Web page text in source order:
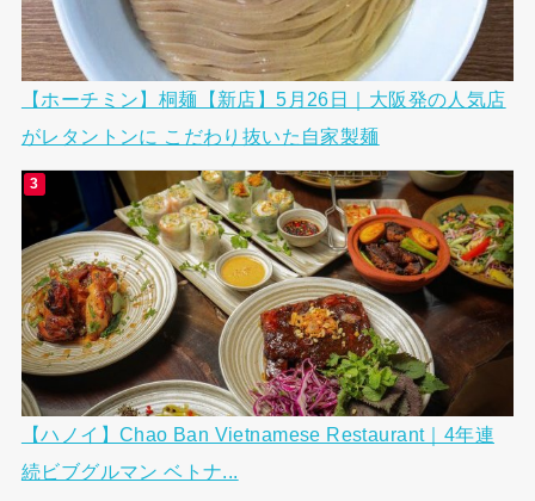
【ホーチミン】桐麺【新店】5月26日｜大阪発の人気店
がレタントンに こだわり抜いた自家製麺
【ハノイ】Chao Ban Vietnamese Restaurant｜4年連
続ビブグルマン ベトナ...